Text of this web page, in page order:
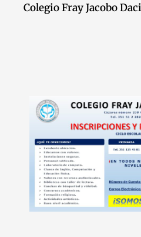
Colegio Fray Jacobo